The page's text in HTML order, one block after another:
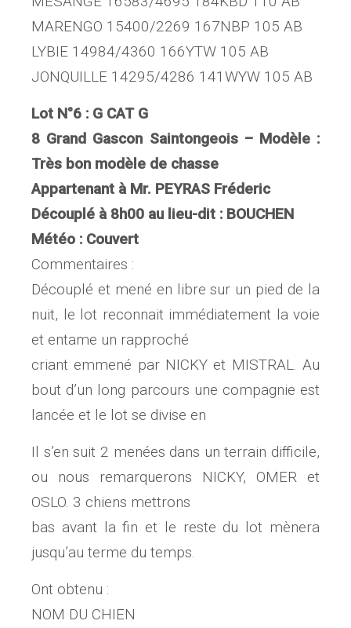
MARENGO 15400/2269 167NBP 105 AB
LYBIE 14984/4360 166YTW 105 AB
JONQUILLE 14295/4286 141WYW 105 AB
Lot N°6 : G CAT G
8 Grand Gascon Saintongeois – Modèle :
Très bon modèle de chasse
Appartenant à Mr. PEYRAS Fréderic
Découplé à 8h00 au lieu-dit : BOUCHEN
Météo : Couvert
Commentaires :
Découplé et mené en libre sur un pied de la
nuit, le lot reconnait immédiatement la voie
et entame un rapproché
criant emmené par NICKY et MISTRAL. Au
bout d’un long parcours une compagnie est
lancée et le lot se divise en
Il s’en suit 2 menées dans un terrain difficile,
ou nous remarquerons NICKY, OMER et
OSLO. 3 chiens mettrons
bas avant la fin et le reste du lot mènera
jusqu’au terme du temps.
Ont obtenu :
NOM DU CHIEN